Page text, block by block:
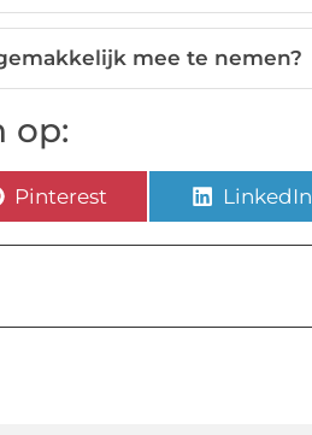
mee te nemen?
op:
Pinterest LinkedIn